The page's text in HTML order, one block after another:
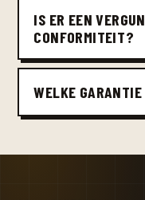
IS ER EEN
CONFORMITEIT?
WELKE